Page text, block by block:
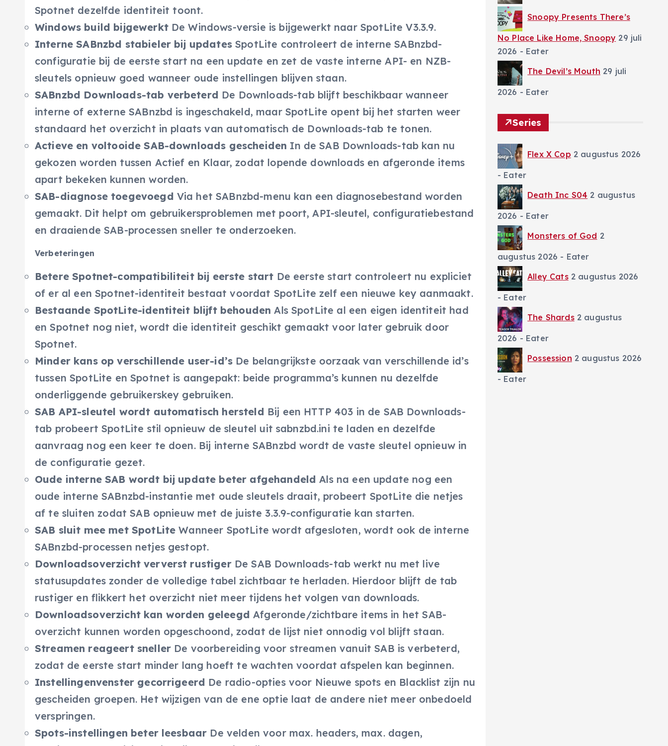
Spotnet dezelfde identiteit toont.
Windows build bijgewerktDe Windows-versie is bijgewerkt naar SpotLite V3.3.9.
Interne SABnzbd stabieler bij updatesSpotLite controleert de interne SABnzbd-
configuratie bij de eerste start na een update en zet de vaste interne API- en NZB-
sleutels opnieuw goed wanneer oude instellingen blijven staan.
SABnzbd Downloads-tab verbeterd De Downloads-tab blijft beschikbaar wanneer
interne of externe SABnzbd is ingeschakeld, maar SpotLite opent bij het starten weer
standaard het overzicht in plaats van automatisch de Downloads-tab te tonen.
Actieve en voltooide SAB-downloads gescheiden In de SAB Downloads-tab kan nu
gekozen worden tussen Actief en Klaar, zodat lopende downloads en afgeronde items
apart bekeken kunnen worden.
SAB-diagnose toegevoegd Via het SABnzbd-menu kan een diagnosebestand worden
gemaakt. Dit helpt om gebruikersproblemen met poort, API-sleutel, configuratiebestand
en draaiende SAB-processen sneller te onderzoeken.
Verbeteringen
Betere Spotnet-compatibiliteit bij eerste start De eerste start controleert nu expliciet
of er al een Spotnet-identiteit bestaat voordat SpotLite zelf een nieuwe key aanmaakt.
Bestaande SpotLite-identiteit blijft behouden Als SpotLite al een eigen identiteit had
en Spotnet nog niet, wordt die identiteit geschikt gemaakt voor later gebruik door
Spotnet.
Minder kans op verschillende user-id’s De belangrijkste oorzaak van verschillende id’s
tussen SpotLite en Spotnet is aangepakt: beide programma’s kunnen nu dezelfde
onderliggende gebruikerskey gebruiken.
SAB API-sleutel wordt automatisch hersteld Bij een HTTP 403 in de SAB Downloads-
tab probeert SpotLite stil opnieuw de sleutel uit sabnzbd.ini te laden en dezelfde
aanvraag nog een keer te doen. Bij interne SABnzbd wordt de vaste sleutel opnieuw in
de configuratie gezet.
Oude interne SAB wordt bij update beter afgehandeld Als na een update nog een
oude interne SABnzbd-instantie met oude sleutels draait, probeert SpotLite die netjes
af te sluiten zodat SAB opnieuw met de juiste 3.3.9-configuratie kan starten.
SAB sluit mee met SpotLite Wanneer SpotLite wordt afgesloten, wordt ook de interne
SABnzbd-processen netjes gestopt.
Downloadsoverzicht ververst rustigerDe SAB Downloads-tab werkt nu met live
statusupdates zonder de volledige tabel zichtbaar te herladen. Hierdoor blijft de tab
rustiger en flikkert het overzicht niet meer tijdens het volgen van downloads.
Downloadsoverzicht kan worden geleegd Afgeronde/zichtbare items in het SAB-
overzicht kunnen worden opgeschoond, zodat de lijst niet onnodig vol blijft staan.
Streamen reageert sneller De voorbereiding voor streamen vanuit SAB is verbeterd,
zodat de eerste start minder lang hoeft te wachten voordat afspelen kan beginnen.
Instellingenvenster gecorrigeerd De radio-opties voor Nieuwe spots en Blacklist zijn nu
gescheiden groepen. Het wijzigen van de ene optie laat de andere niet meer onbedoeld
verspringen.
Spots-instellingen beter leesbaar De velden voor max. headers, max. dagen,
Snoopy Presents There’s
No Place Like Home, Snoopy 29 juli
2026 - Eater
The Devil’s Mouth 29 juli
2026 - Eater
Series
Flex X Cop 2 augustus 2026
- Eater
Death Inc S04 2 augustus
2026 - Eater
Monsters of God 2
augustus 2026 - Eater
Alley Cats 2 augustus 2026
- Eater
The Shards 2 augustus
2026 - Eater
Possession 2 augustus 2026
- Eater